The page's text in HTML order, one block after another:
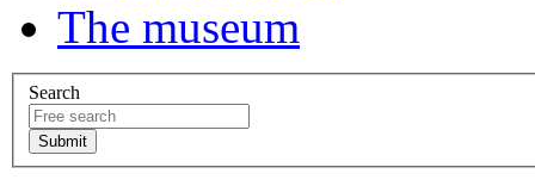
The museum
Search